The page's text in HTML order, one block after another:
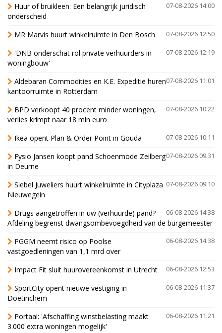
07-08-2026 14:00
Huur of bruikleen: Een belangrijk juridisch
onderscheid
07-08-2026 12:50
MR Marvis huurt winkelruimte in Den Bosch
07-08-2026 12:19
'DNB onderschat rol private verhuurders in
woningbouw'
07-08-2026 11:01
Aldebaran Commodities en K.E. Expeditie huren
kantoorruimte in Rotterdam
07-08-2026 10:22
BPD verkoopt 40 procent minder woningen,
verlies krimpt naar 18 mln euro
07-08-2026 10:11
Ikea opent Plan & Order Point in Gouda
07-08-2026 09:31
Fysio Jansen koopt pand Schoenmode Zeilberg
in Deurne
07-08-2026 09:10
Siebel Juweliers huurt winkelruimte in Cityplaza
Nieuwegein
06-08-2026 14:38
Drugs aangetroffen in uw (verhuurde) pand?
Afdeling begrenst dwangsombevoegdheid van de burgemeester
06-08-2026 14:38
PGGM neemt risico op Poolse
vastgoedleningen van 1,1 mrd over
06-08-2026 12:53
Impact Fit sluit huurovereenkomst in Utrecht
06-08-2026 11:37
SportCity opent nieuwe vestiging in
Doetinchem
06-08-2026 11:21
Portaal: 'Afschaffing winstbelasting maakt
3.000 extra woningen mogelijk'